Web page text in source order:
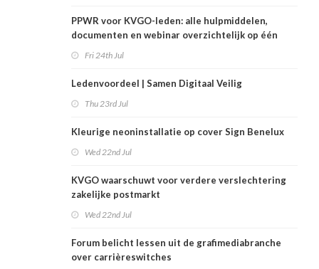
PPWR voor KVGO-leden: alle hulpmiddelen,
documenten en webinar overzichtelijk op één
Fri 24th Jul
Ledenvoordeel | Samen Digitaal Veilig
Thu 23rd Jul
Kleurige neoninstallatie op cover Sign Benelux
Wed 22nd Jul
KVGO waarschuwt voor verdere verslechtering
zakelijke postmarkt
Wed 22nd Jul
Forum belicht lessen uit de grafimediabranche
over carrièreswitches